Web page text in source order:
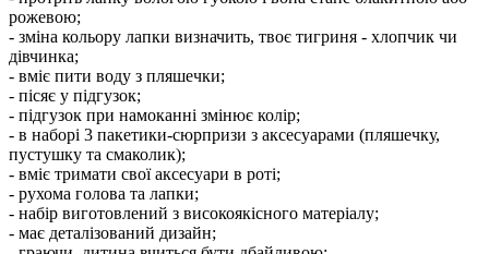
рожевою;
- зміна кольору лапки визначить, твоє тигриня - хлопчик чи
дівчинка;
- вміє пити воду з пляшечки;
- пісяє у підгузок;
- підгузок при намоканні змінює колір;
- в наборі 3 пакетики-сюрпризи з аксесуарами (пляшечку,
пустушку та смаколик);
- вміє тримати свої аксесуари в роті;
- рухома голова та лапки;
- набір виготовлений з високоякісного матеріалу;
- має деталізований дизайн;